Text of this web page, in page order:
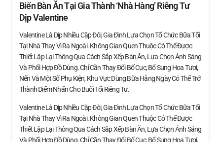
Biến Bàn Ăn Tại Gia Thành ‘nhà Hàng’ Riêng Tư
Dịp Valentine
Valentine Là Dịp Nhiều Cặp Đôi, Gia Đình Lựa Chọn Tổ Chức Bữa Tối
Tại Nhà Thay Vì Ra Ngoài. Không Gian Quen Thuộc Có Thể Được
Thiết Lập Lại Thông Qua Cách Sắp Xếp Bàn Ăn, Lựa Chọn Ánh Sáng
Và Phối Hợp Đồ Dùng. Chỉ Cần Thay Đổi Bố Cục, Bổ Sung Hoa Tươi,
Nến Và Một Số Phụ Kiện, Khu Vực Dùng Bữa Hằng Ngày Có Thể Trở
Thành Điểm Nhấn Cho Buổi Tối Riêng Tư.
Valentine Là Dịp Nhiều Cặp Đôi, Gia Đình Lựa Chọn Tổ Chức Bữa Tối
Tại Nhà Thay Vì Ra Ngoài. Không Gian Quen Thuộc Có Thể Được
Thiết Lập Lại Thông Qua Cách Sắp Xếp Bàn Ăn, Lựa Chọn Ánh Sáng
Và Phối Hợp Đồ Dùng. Chỉ Cần Thay Đổi Bố Cục, Bổ Sung Hoa Tươi,